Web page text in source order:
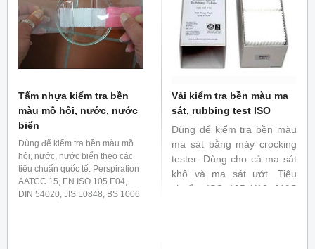
Tấm nhựa kiểm tra bền
màu mồ hôi, nước, nước
biển
Dùng để kiểm tra bền màu mồ
hôi, nước, nước biển theo các
tiêu chuẩn quốc tế. Perspiration
AATCC 15, EN ISO 105 E04,
DIN 54020, JIS L0848, BS 1006
Vải kiểm tra bền màu ma
sát, rubbing test ISO
Dùng để kiểm tra bền màu
ma sát bằng máy crocking
tester. Dùng cho cả ma sát
khô và ma sát ướt. Tiêu
chuẩn: ISO 105 X12, M&S